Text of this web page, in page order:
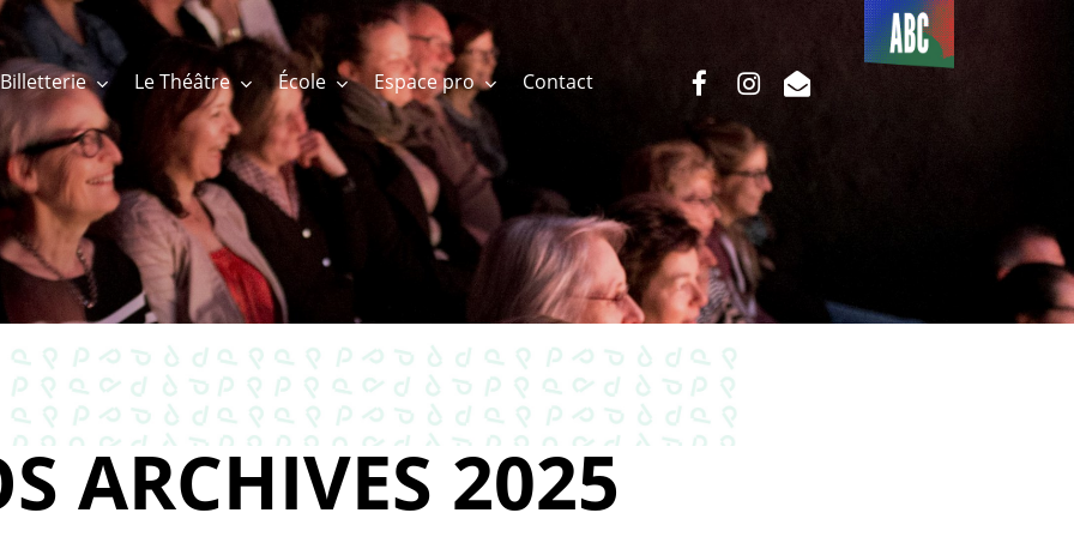
Billetterie Le Théâtre École Espace pro Contact
Du côté
de l’ABC
facebookinstagram
email
ARCHIVES 2025